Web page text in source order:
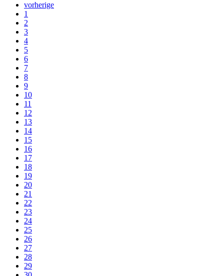
vorherige
1
2
3
4
5
6
7
8
9
10
11
12
13
14
15
16
17
18
19
20
21
22
23
24
25
26
27
28
29